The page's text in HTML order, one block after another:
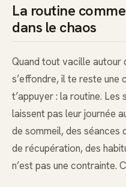
La routine
dans le chaos
Quand tout vacille autour
s’effondre, il te reste une
t’appuyer : la routine.
laissent pas leur journée
de sommeil, des séances
de récupération, des
n’est pas une contrainte.